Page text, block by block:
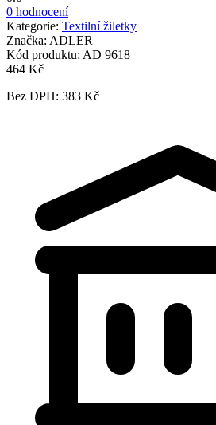
0 hodnocení
Kategorie: Textilní žiletky
Značka: ADLER
Kód produktu: AD 9618
464 Kč
Bez DPH: 383 Kč